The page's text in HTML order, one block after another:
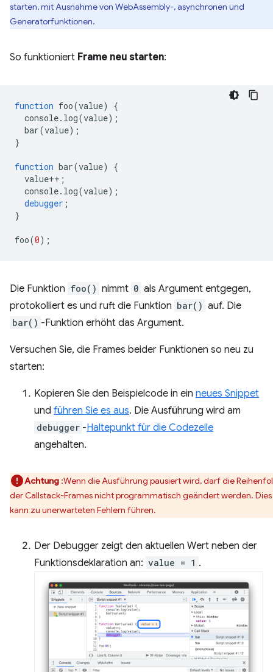
starten, mit Ausnahme von WebAssembly-, asynchronen und
Generatorfunktionen.
So funktioniert Frame neu starten:
function foo(value)
{
console. log(value);
bar(value);
}
function bar(value)
{
value++ ;
console. log(value);
debugger ;
}
foo(0);
Die Funktion foo() nimmt 0 als Argument entgegen,
protokolliert es und ruft die Funktion bar() auf. Die
bar() -Funktion erhöht das Argument.
Versuchen Sie, die Frames beider Funktionen so neu zu
starten:
Kopieren Sie den Beispielcode in ein neues Snippet
und führen Sie es aus. Die Ausführung wird am
debugger -Haltepunkt für die Codezeile
angehalten.
Achtung :Wenn die Ausführung pausiert wird, darf die
der Callstack-Frames nicht programmatisch geändert werden. Dies
kann zu unerwarteten Fehlern führen.
Der Debugger zeigt den aktuellen Wert neben der
Funktionsdeklaration an: value = 1 .